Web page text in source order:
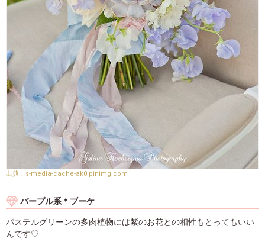
s-media-cache-ak0.pinimg.com
パープル系＊ブーケ
パステルグリーンの多肉植物には紫のお花との相性もとってもいい
んです♡